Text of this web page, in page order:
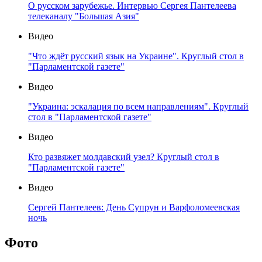
О русском зарубежье. Интервью Сергея Пантелеева
телеканалу "Большая Азия"
Видео
"Что ждёт русский язык на Украине". Круглый стол в
"Парламентской газете"
Видео
"Украина: эскалация по всем направлениям". Круглый
стол в "Парламентской газете"
Видео
Кто развяжет молдавский узел? Круглый стол в
"Парламентской газете"
Видео
Сергей Пантелеев: День Супрун и Варфоломеевская
ночь
Фото